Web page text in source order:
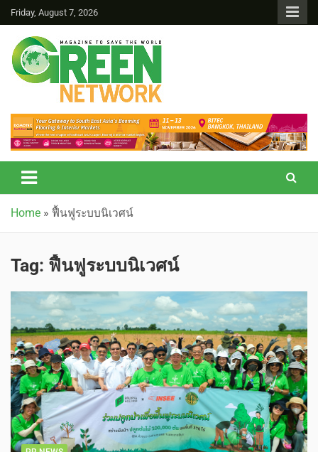
Friday, August 7, 2026
Green Network
Home » ฟื้นฟูระบบนิเวศน์
Tag: ฟื้นฟูระบบนิเวศน์